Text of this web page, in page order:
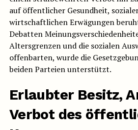
auf öffentlicher Gesundheit,
wirtschaftlichen Erwägungen
Debatten
Altersgrenzen und die sozialen
offenbarten, wurde die
beiden Parteien unterstützt.
Erlaubter Besitz,
Verbot des